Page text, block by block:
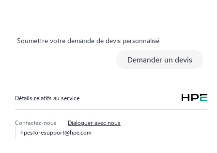
Soumettre votre demande de devis personnalisé
Demander un devis
Détails relatifs au service
Contactez-nous
Dialoguer avec nous
hpestoresupport@hpe.com